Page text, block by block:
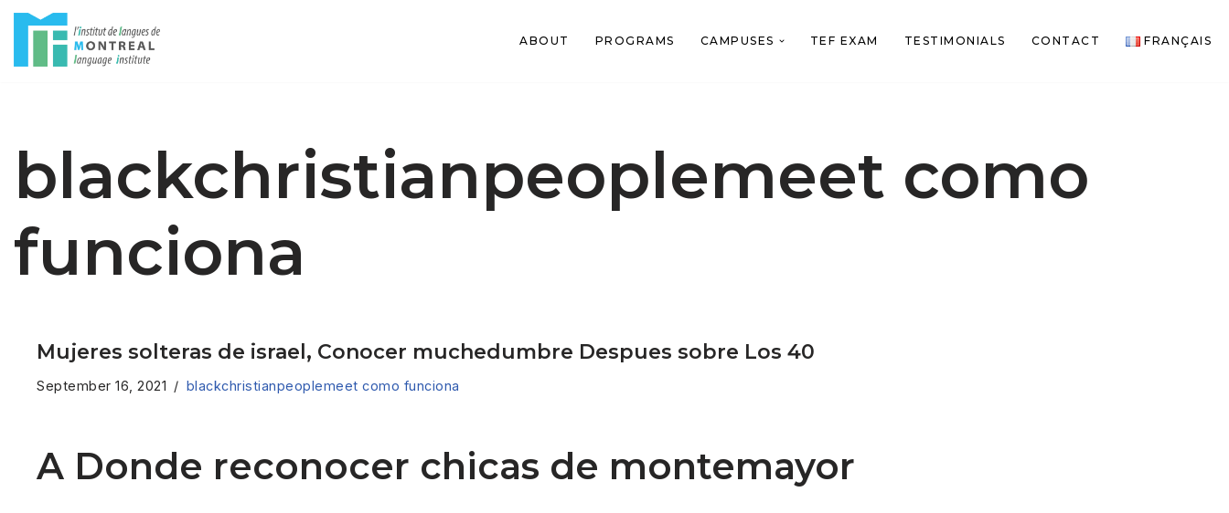
ABOUT PROGRAMS CAMPUSES TEF EXAM TESTIMONIALS CONTACT FRANÇAIS
blackchristianpeoplemeet como
funciona
Mujeres solteras de israel, Conocer muchedumbre Despues sobre Los 40
September 16, 2021 blackchristianpeoplemeet como funciona
A Donde reconocer chicas de montemayor